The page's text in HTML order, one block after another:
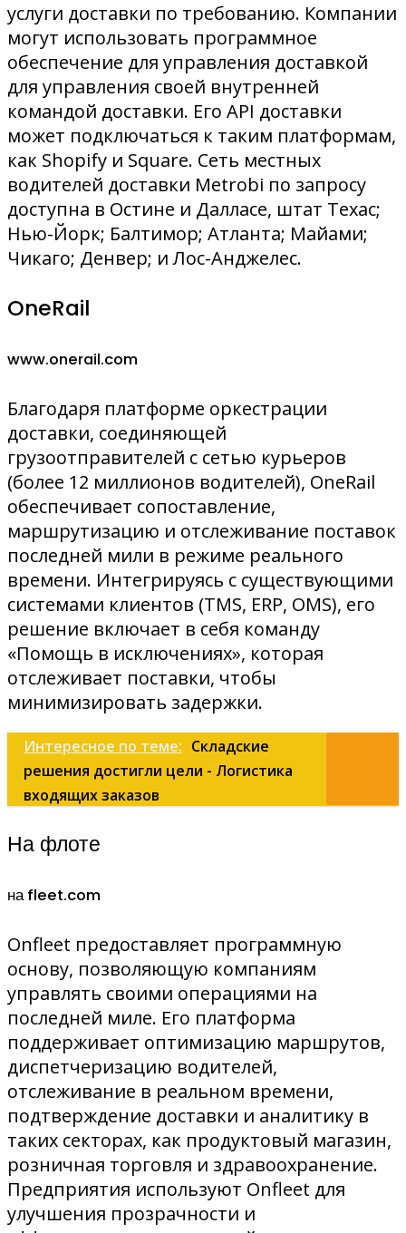
услуги доставки по требованию. Компании
могут использовать программное
обеспечение для управления доставкой
для управления своей внутренней
командой доставки. Его API доставки
может подключаться к таким платформам,
как Shopify и Square. Сеть местных
водителей доставки Metrobi по запросу
доступна в Остине и Далласе, штат Техас;
Нью-Йорк; Балтимор; Атланта; Майами;
Чикаго; Денвер; и Лос-Анджелес.
OneRail
www.onerail.com
Благодаря платформе оркестрации
доставки, соединяющей
грузоотправителей с сетью курьеров
(более 12 миллионов водителей), OneRail
обеспечивает сопоставление,
маршрутизацию и отслеживание поставок
последней мили в режиме реального
времени. Интегрируясь с существующими
системами клиентов (TMS, ERP, OMS), его
решение включает в себя команду
«Помощь в исключениях», которая
отслеживает поставки, чтобы
минимизировать задержки.
Интересное по теме: Складские
решения достигли цели - Логистика
входящих заказов
На флоте
на fleet.com
Onfleet предоставляет программную
основу, позволяющую компаниям
управлять своими операциями на
последней миле. Его платформа
поддерживает оптимизацию маршрутов,
диспетчеризацию водителей,
отслеживание в реальном времени,
подтверждение доставки и аналитику в
таких секторах, как продуктовый магазин,
розничная торговля и здравоохранение.
Предприятия используют Onfleet для
улучшения прозрачности и